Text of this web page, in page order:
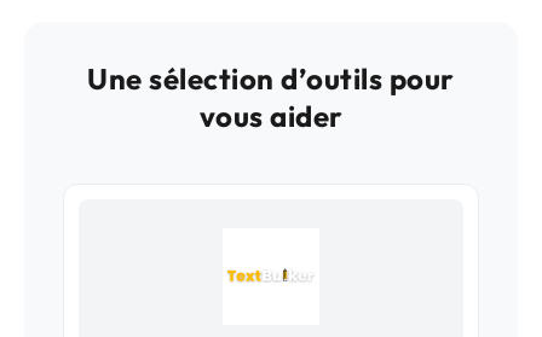
Une sélection d’outils pour
vous aider